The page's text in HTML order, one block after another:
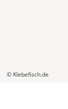
© Klebefisch.de